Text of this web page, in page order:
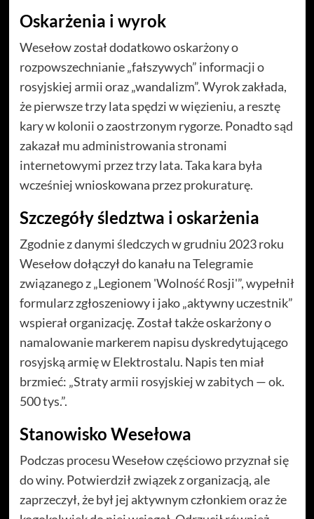
Oskarżenia i wyrok
Wesełow został dodatkowo oskarżony o
rozpowszechnianie „fałszywych” informacji o
rosyjskiej armii oraz „wandalizm”. Wyrok zakłada,
że pierwsze trzy lata spędzi w więzieniu, a resztę
kary w kolonii o zaostrzonym rygorze. Ponadto sąd
zakazał mu administrowania stronami
internetowymi przez trzy lata. Taka kara była
wcześniej wnioskowana przez prokuraturę.
Szczegóły śledztwa i oskarżenia
Zgodnie z danymi śledczych w grudniu 2023 roku
Wesełow dołączył do kanału na Telegramie
związanego z „Legionem 'Wolność Rosji'”, wypełnił
formularz zgłoszeniowy i jako „aktywny uczestnik”
wspierał organizację. Został także oskarżony o
namalowanie markerem napisu dyskredytującego
rosyjską armię w Elektrostalu. Napis ten miał
brzmieć: „Straty armii rosyjskiej w zabitych — ok.
500 tys.”.
Stanowisko Wesełowa
Podczas procesu Wesełow częściowo przyznał się
do winy. Potwierdził związek z organizacją, ale
zaprzeczył, że był jej aktywnym członkiem oraz że